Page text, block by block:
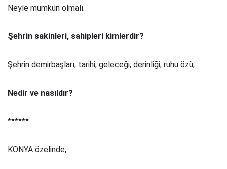
Neyle mümkün olmalı.
Şehrin sakinleri, sahipleri kimlerdir?
Şehrin demirbaşları, tarihi, geleceği, derinliği, ruhu özü,
Nedir ve nasıldır?
******
KONYA özelinde,